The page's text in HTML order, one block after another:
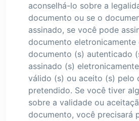
aconselhá-lo sobre a
documento ou se o
assinado, se você pode
documento eletronicamente
documento (s) autenticado
assinado (s)
válido (s) ou aceito (s) pelo
pretendido. Se você tiver
sobre a validade ou
documento, você precisará